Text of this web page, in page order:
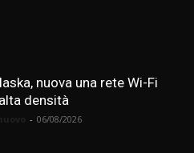
nuova una rete Wi-Fi
densità
- 06/08/2026